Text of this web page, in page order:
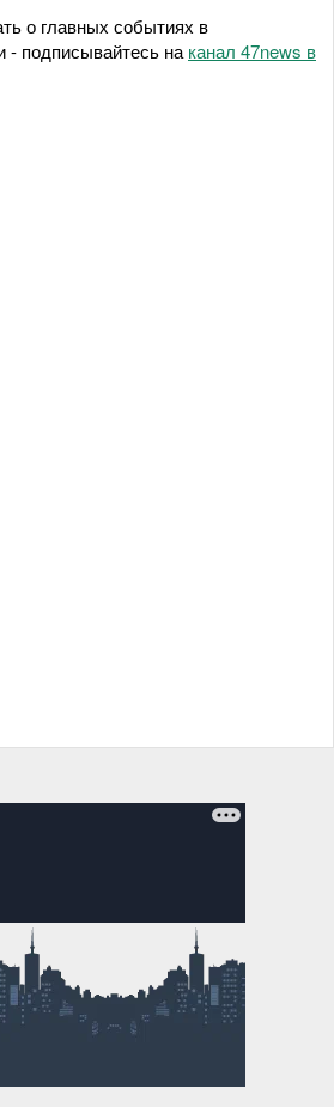
о главных событиях в
- подписывайтесь на канал 47news в